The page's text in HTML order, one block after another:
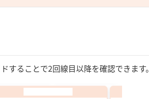
することで2回線目以降を確認できます。